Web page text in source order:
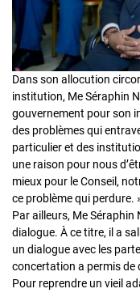
Dans son allocution
institution, Me Séraphin
gouvernement pour son
des problèmes qui
particulier et des
une raison pour nous
mieux pour le Conseil,
ce problème qui perdure.
Par ailleurs, Me
dialogue. À ce titre, il a
un dialogue avec les
concertation a permis de
Pour reprendre un vieil